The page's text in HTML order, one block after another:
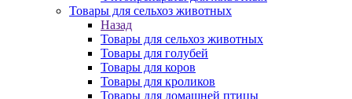
Товары для сельхоз животных
Назад
Товары для сельхоз животных
Товары для голубей
Товары для коров
Товары для кроликов
Товары для домашней птицы